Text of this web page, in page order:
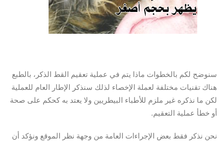
سنوضح لكم بالخطوات ماذا يتم في عملية تعقيم القط الذكر، بالطبع
هناك تقنيات مختلفة لعملة الإخصاء لذلك سنذكر الإطار العام للعملية
لكن ما نذكره غير ملزم للأطباء البيطريين ولا يعتد به كحكم على صحة
أو خطأ عملية التعقيم.
نحن نذكر فقط بعض الإجراءات العامة من وجهة نظر الموقع ونؤكد أن